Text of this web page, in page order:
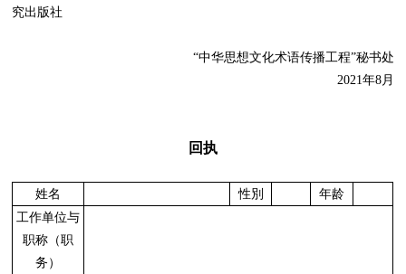
究出版社
“中华思想文化术语传播工程”秘书处
2021年8月
回执
姓名 性別
年龄
工作单位与
职称（职
务）